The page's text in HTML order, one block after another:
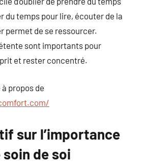
du temps pour lire, écouter de la
permet de se ressourcer.
sont importants pour
et rester concentré.
propos de
sur l’importance
de soi